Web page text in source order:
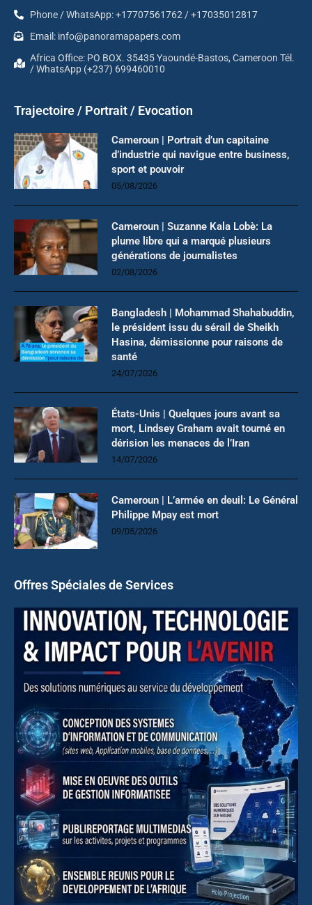
Phone / WhatsApp: +17707561762 / +17035012817
Email: info@panoramapapers.com
Africa Office: PO BOX. 35435 Yaoundé-Bastos, Cameroon Tél.
/ WhatsApp (+237) 699460010
Trajectoire / Portrait / Evocation
Cameroun | Portrait d’un capitaine
d’industrie qui navigue entre business,
sport et pouvoir
05/08/2026
Cameroun | Suzanne Kala Lobè: La
plume libre qui a marqué plusieurs
générations de journalistes
02/08/2026
Bangladesh | Mohammad Shahabuddin,
le président issu du sérail de Sheikh
Hasina, démissionne pour raisons de
santé
24/07/2026
États-Unis | Quelques jours avant sa
mort, Lindsey Graham avait tourné en
dérision les menaces de l’Iran
14/07/2026
Cameroun | L’armée en deuil: Le Général
Philippe Mpay est mort
09/05/2026
Offres Spéciales de Services